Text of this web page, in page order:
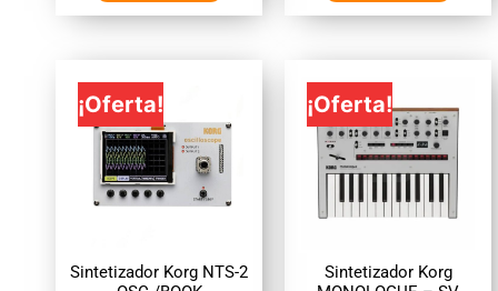
¡Oferta!
Sintetizador Korg NTS-2
¡Oferta!
Sintetizador Korg